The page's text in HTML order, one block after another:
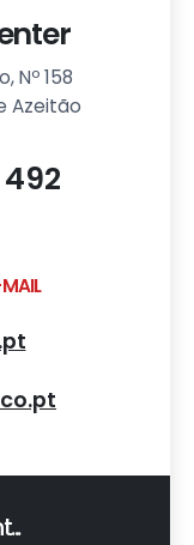
Nº 158
Azeitão
492
MAIL